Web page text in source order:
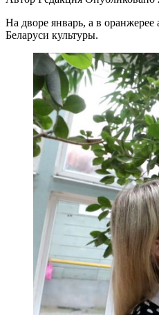
На дворе январь, а в
Беларуси культуры.